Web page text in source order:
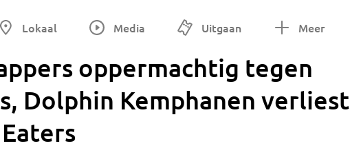
Lokaal Media Uitgaan Meer
oppermachtig tegen
Dolphin Kemphanen verliest